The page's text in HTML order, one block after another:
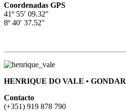
Coordenadas GPS
41º 55′ 09.32″
8º 40′ 37.52″
HENRIQUE DO VALE • GONDAR
Contacto
(+351) 919 878 790